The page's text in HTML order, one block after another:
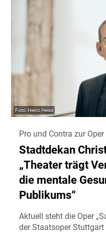
Heinz Heiss
Pro und Contra zur Oper
Stadtdekan
„Theater trägt
die mentale
Publikums“
Aktuell steht die Oper
der Staatsoper